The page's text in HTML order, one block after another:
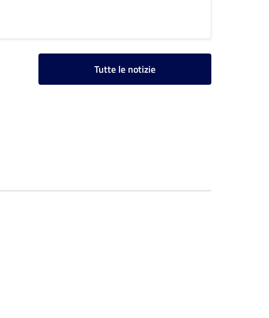
Tutte le notizie